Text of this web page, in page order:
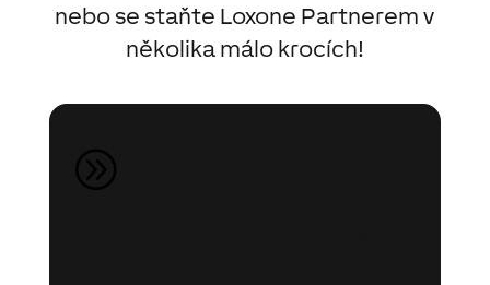
nebo se staňte Loxone Partnerem v
několika málo krocích!